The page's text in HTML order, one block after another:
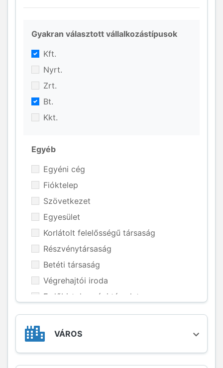
Gyakran választott vállalkozástípusok
Kft.
Nyrt.
Zrt.
Bt.
Kkt.
Egyéb
Egyéni cég
Fióktelep
Szövetkezet
Egyesület
Korlátolt felelősségű társaság
Részvénytársaság
Betéti társaság
Végrehajtói iroda
Erdőbirtokossági társulat
Közös vállalat
Külföldi vállalkozás magyarországi
fióktelepe
Közkereseti társaság
VÁROS